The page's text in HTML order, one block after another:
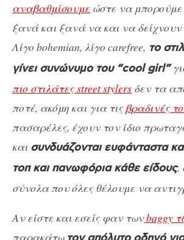
αναβαθμίσουμε ώστε να
ξανά και ξανά να και να
Λίγο bohemian, λίγο carefree, το
γίνει συνώνυμο του “cool girl”
πιο στιλάτες street stylers δεν τα
ποτέ, ακόμη και για τιςβραδινές
πασαρέλες, έχουν τον ίδιο
και συνδυάζονται ευφάνταστα
τοπ και πανωφόρια κάθε είδους,
σύνολα που όλες θέλουμε να
Αν είστε και εσείς φαν τωνbaggy